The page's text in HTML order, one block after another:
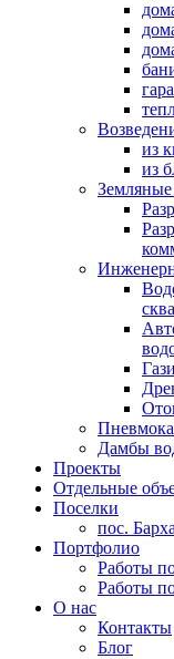
из
из
Дамбы
Проекты
Отдельные
Поселки
пос.
Портфолио
Работы
Работы
О нас
Контакты
Блог